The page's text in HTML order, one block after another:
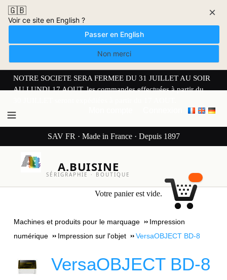
🇬🇧
Voir ce site en English ?
Passer en English
Non merci
×
NOTRE SOCIETE SERA FERMEE DU 31 JUILLET AU SOIR
AU LUNDI 17 AOUT. les commandes effectuées à partir du
SAV FR · Made in France · Depuis 1897
A.BUISINE
SÉRIGRAPHIE · BOUTIQUE
Votre panier est vide.
Machines et produits pour le marquage
Impression
numérique
Impression sur l'objet VersaOBJECT BD-8
VersaOBJECT BD-8